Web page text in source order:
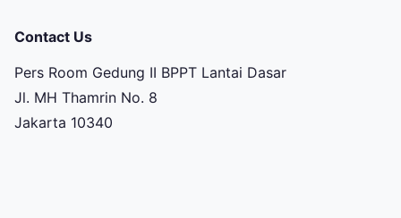
Contact Us
Pers Room Gedung II BPPT Lantai Dasar
Jl. MH Thamrin No. 8
Jakarta 10340